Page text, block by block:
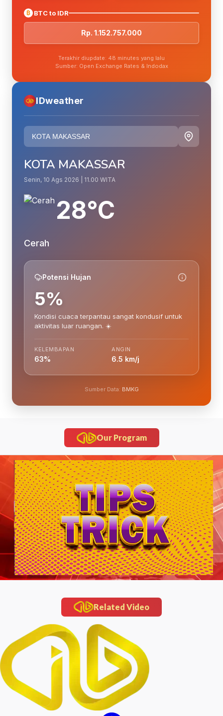
₿ BTC to IDR
Rp. 1.152.757.000
Terakhir diupdate: 48 minutes yang lalu
Sumber: Open Exchange Rates & Indodax
IDweather
KOTA MAKASSAR
Senin, 10 Ags 2026 | 11.00 WITA
28°C
Cerah
Potensi Hujan
5%
Kondisi cuaca terpantau sangat kondusif untuk
aktivitas luar ruangan. ☀️
KELEMBAPAN
63%
ANGIN
6.5 km/j
Sumber Data: BMKG
Our Program
Related Video